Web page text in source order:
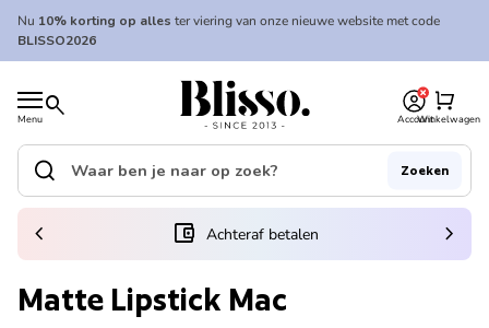
Overslaan naar inhoud
Nu 10% korting op alles ter viering van onze nieuwe website met code
BLISSO2026
Menu search
Home
AccountWinkelwagen
shopping_cart
Home
Zoek op"
search Zoeken
(link opent in nieuw tabblad/venster)
account_balance_wallet Achteraf betalen
chevron_left chevron_right
Matte Lipstick Mac